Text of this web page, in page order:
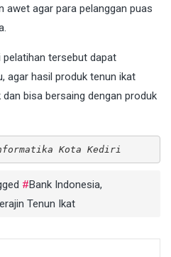
awet agar para pelanggan puas
pelatihan tersebut dapat
agar hasil produk tenun ikat
bisa bersaing dengan produk
Kota Kediri
Bank Indonesia,
Tenun Ikat